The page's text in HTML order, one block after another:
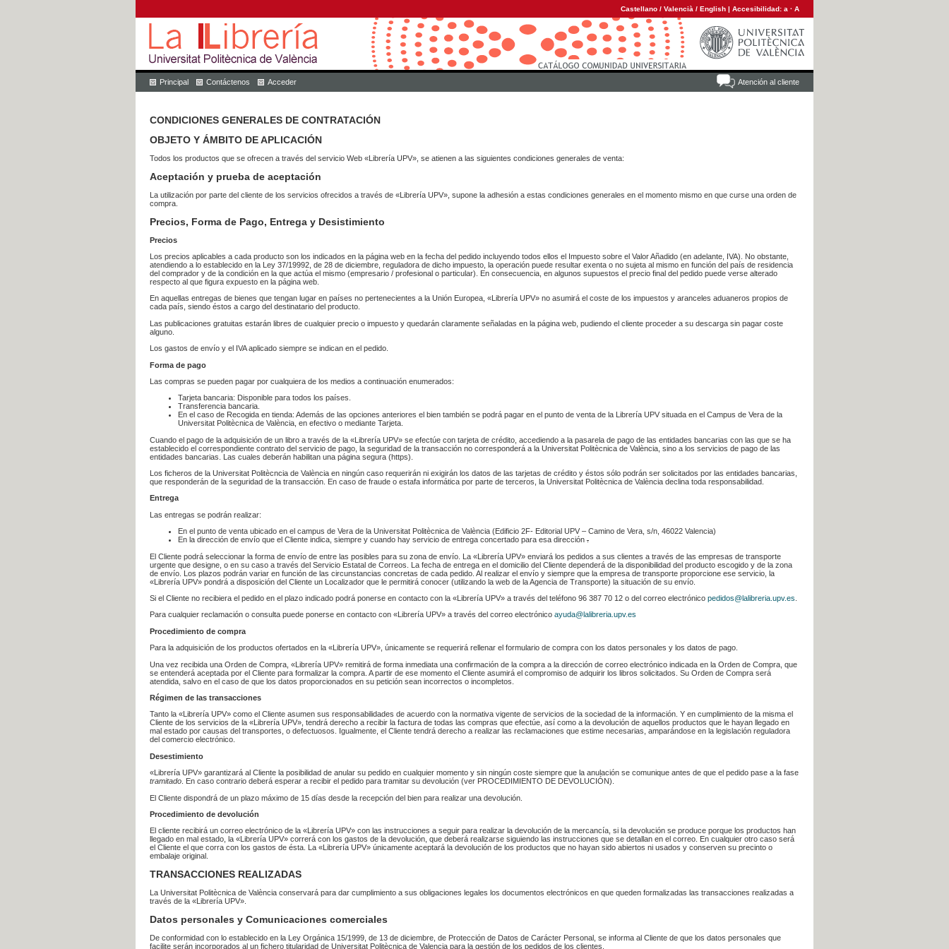
Castellano / Valencià / English | Accesibilidad: a · A
Atención al cliente
Principal Contáctenos Acceder
CONDICIONES GENERALES DE CONTRATACIÓN
OBJETO Y ÁMBITO DE APLICACIÓN
Todos los productos que se ofrecen a través del servicio Web «Librería UPV», se atienen a las siguientes condiciones generales de venta:
Aceptación y prueba de aceptación
La utilización por parte del cliente de los servicios ofrecidos a través de «Librería UPV», supone la adhesión a estas condiciones generales en el momento mismo en que curse una orden de
compra.
Precios, Forma de Pago, Entrega y Desistimiento
Precios
Los precios aplicables a cada producto son los indicados en la página web en la fecha del pedido incluyendo todos ellos el Impuesto sobre el Valor Añadido (en adelante, IVA). No obstante,
atendiendo a lo establecido en la Ley 37/19992, de 28 de diciembre, reguladora de dicho impuesto, la operación puede resultar exenta o no sujeta al mismo en función del país de residencia
del comprador y de la condición en la que actúa el mismo (empresario / profesional o particular). En consecuencia, en algunos supuestos el precio final del pedido puede verse alterado
respecto al que figura expuesto en la página web.
En aquellas entregas de bienes que tengan lugar en países no pertenecientes a la Unión Europea, «Librería UPV» no asumirá el coste de los impuestos y aranceles aduaneros propios de
cada país, siendo éstos a cargo del destinatario del producto.
Las publicaciones gratuitas estarán libres de cualquier precio o impuesto y quedarán claramente señaladas en la página web, pudiendo el cliente proceder a su descarga sin pagar coste
alguno.
Los gastos de envío y el IVA aplicado siempre se indican en el pedido.
Forma de pago
Las compras se pueden pagar por cualquiera de los medios a continuación enumerados:
Tarjeta bancaria: Disponible para todos los países.
Transferencia bancaria.
En el caso de Recogida en tienda: Además de las opciones anteriores el bien también se podrá pagar en el punto de venta de la Librería UPV situada en el Campus de Vera de la
Universitat Politècnica de València, en efectivo o mediante Tarjeta.
Cuando el pago de la adquisición de un libro a través de la «Librería UPV» se efectúe con tarjeta de crédito, accediendo a la pasarela de pago de las entidades bancarias con las que se ha
establecido el correspondiente contrato del servicio de pago, la seguridad de la transacción no corresponderá a la Universitat Politècnica de València, sino a los servicios de pago de las
entidades bancarias. Las cuales deberán habilitan una página segura (https).
Los ficheros de la Universitat Politècncia de València en ningún caso requerirán ni exigirán los datos de las tarjetas de crédito y éstos sólo podrán ser solicitados por las entidades bancarias,
que responderán de la seguridad de la transacción. En caso de fraude o estafa informática por parte de terceros, la Universitat Politècnica de València declina toda responsabilidad.
Entrega
Las entregas se podrán realizar:
En el punto de venta ubicado en el campus de Vera de la Universitat Politècnica de València (Edificio 2F- Editorial UPV – Camino de Vera, s/n, 46022 Valencia)
En la dirección de envío que el Cliente indica, siempre y cuando hay servicio de entrega concertado para esa dirección .
El Cliente podrá seleccionar la forma de envío de entre las posibles para su zona de envío. La «Librería UPV» enviará los pedidos a sus clientes a través de las empresas de transporte
urgente que designe, o en su caso a través del Servicio Estatal de Correos. La fecha de entrega en el domicilio del Cliente dependerá de la disponibilidad del producto escogido y de la zona
de envío. Los plazos podrán variar en función de las circunstancias concretas de cada pedido. Al realizar el envío y siempre que la empresa de transporte proporcione ese servicio, la
«Librería UPV» pondrá a disposición del Cliente un Localizador que le permitirá conocer (utilizando la web de la Agencia de Transporte) la situación de su envío.
Si el Cliente no recibiera el pedido en el plazo indicado podrá ponerse en contacto con la «Librería UPV» a través del teléfono 96 387 70 12 o del correo electrónico pedidos@lalibreria.upv.es
Para cualquier reclamación o consulta puede ponerse en contacto con «Librería UPV» a través del correo electrónico ayuda@lalibreria.upv.es
Procedimiento de compra
Para la adquisición de los productos ofertados en la «Librería UPV», únicamente se requerirá rellenar el formulario de compra con los datos personales y los datos de pago.
Una vez recibida una Orden de Compra, «Librería UPV» remitirá de forma inmediata una confirmación de la compra a la dirección de correo electrónico indicada en la Orden de Compra, que
se entenderá aceptada por el Cliente para formalizar la compra. A partir de ese momento el Cliente asumirá el compromiso de adquirir los libros solicitados. Su Orden de Compra será
atendida, salvo en el caso de que los datos proporcionados en su petición sean incorrectos o incompletos.
Régimen de las transacciones
Tanto la «Librería UPV» como el Cliente asumen sus responsabilidades de acuerdo con la normativa vigente de servicios de la sociedad de la información. Y en cumplimiento de la misma el
Cliente de los servicios de la «Librería UPV», tendrá derecho a recibir la factura de todas las compras que efectúe, así como a la devolución de aquellos productos que le hayan llegado en
mal estado por causas del transportes, o defectuosos. Igualmente, el Cliente tendrá derecho a realizar las reclamaciones que estime necesarias, amparándose en la legislación reguladora
del comercio electrónico.
Desestimiento
«Librería UPV» garantizará al Cliente la posibilidad de anular su pedido en cualquier momento y sin ningún coste siempre que la anulación se comunique antes de que el pedido pase a la fase
tramitado . En caso contrario deberá esperar a recibir el pedido para tramitar su devolución (ver PROCEDIMIENTO DE DEVOLUCIÓN).
El Cliente dispondrá de un plazo máximo de 15 días desde la recepción del bien para realizar una devolución.
Procedimiento de devolución
El cliente recibirá un correo electrónico de la «Librería UPV» con las instrucciones a seguir para realizar la devolución de la mercancía, si la devolución se produce porque los productos han
llegado en mal estado, la «Librería UPV» correrá con los gastos de la devolución, que deberá realizarse siguiendo las instrucciones que se detallan en el correo. En cualquier otro caso será
el Cliente el que corra con los gastos de ésta. La «Librería UPV» únicamente aceptará la devolución de los productos que no hayan sido abiertos ni usados y conserven su precinto o
embalaje original.
TRANSACCIONES REALIZADAS
La Universitat Politècnica de València conservará para dar cumplimiento a sus obligaciones legales los documentos electrónicos en que queden formalizadas las transacciones realizadas a
través de la «Librería UPV».
Datos personales y Comunicaciones comerciales
De conformidad con lo establecido en la Ley Orgánica 15/1999, de 13 de diciembre, de Protección de Datos de Carácter Personal, se informa al Cliente de que los datos personales que
facilite serán incorporados al un fichero titularidad de Universitat Politècnica de Valencia para la gestión de los pedidos de los clientes.